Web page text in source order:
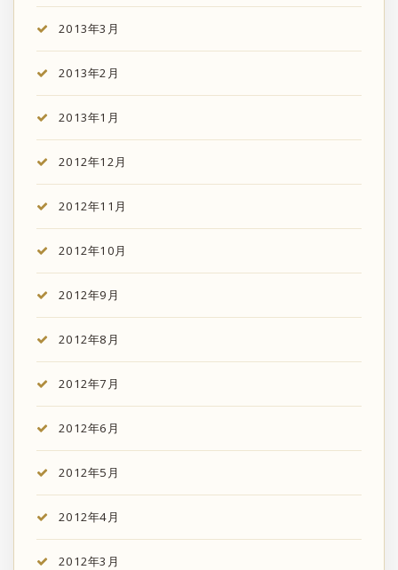
2013年3月
2013年2月
2013年1月
2012年12月
2012年11月
2012年10月
2012年9月
2012年8月
2012年7月
2012年6月
2012年5月
2012年4月
2012年3月